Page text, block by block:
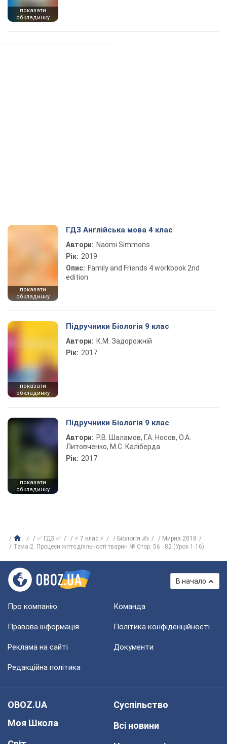
показати
обкладинку
показати
обкладинку
ГДЗ Англійська мова 4 клас
Автори: Naomi Simmons
Рік: 2019
Опис: Family and Friends 4 workbook 2nd
edition
показати
обкладинку
Підручники Біологія 9 клас
Автори: К.М. Задорожній
Рік: 2017
показати
обкладинку
Підручники Біологія 9 клас
Автори: Р.В. Шаламов, Г.А. Носов, О.А.
Литовченко, М.С. Каліберда
Рік: 2017
✅ ГДЗ ✅ ⚡ 7 клас ⚡ Біологія ✍
Мирна 2018
Тема 2. Процеси жіттєдіяльності тварин № Стор. 56 - 82 (Урок 1-16)
В начало
Про компанію Команда
Правова інформація Політика конфіденційності
Реклама на сайті Документи
Редакційна політика
OBOZ.UA
Моя Школа
Суспільство
Всі новини